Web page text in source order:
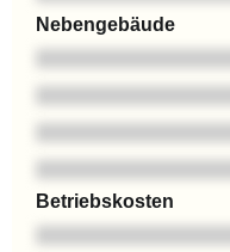
Nebengebäude
Betriebskosten